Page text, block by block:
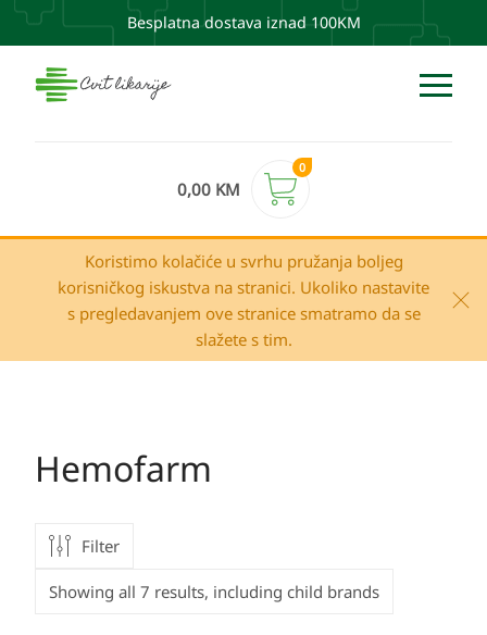
Besplatna dostava iznad 100KM
0,00 KM
0
Koristimo kolačiće u svrhu pružanja boljeg
korisničkog iskustva na stranici. Ukoliko nastavite
s pregledavanjem ove stranice smatramo da se
slažete s tim.
Hemofarm
Filter
Showing all 7 results, including child brands